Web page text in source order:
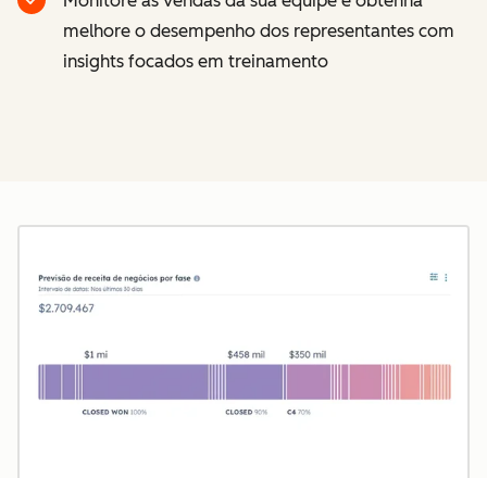
melhore o desempenho dos representantes com
insights focados em treinamento